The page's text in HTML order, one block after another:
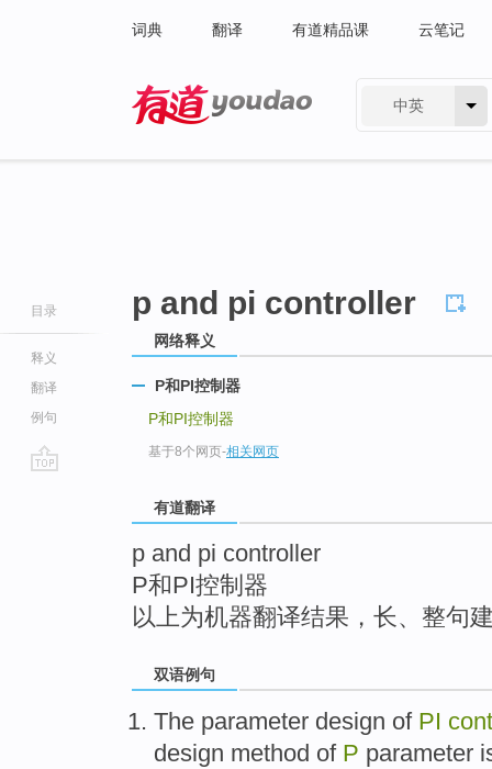
词典 翻译 有道精品课 云笔记
中英
目录
释义
翻译
例句
p and pi controller
网络释义
P和PI控制器
P和PI控制器
基于8个网页-相关网页
有道翻译
p and pi controller
P和PI控制器
以上为机器翻译结果，长、整句
双语例句
The parameter design of PI
design method of P parameter